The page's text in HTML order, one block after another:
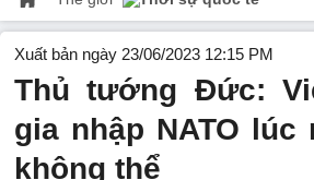
Xuất bản ngày 23/06/2023 12:15 PM
Thủ tướng Đức:
gia nhập NATO lúc
không thể